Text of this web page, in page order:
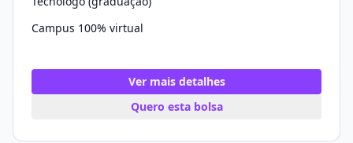
Campus 100% virtual
Ver mais detalhes
Quero esta bolsa